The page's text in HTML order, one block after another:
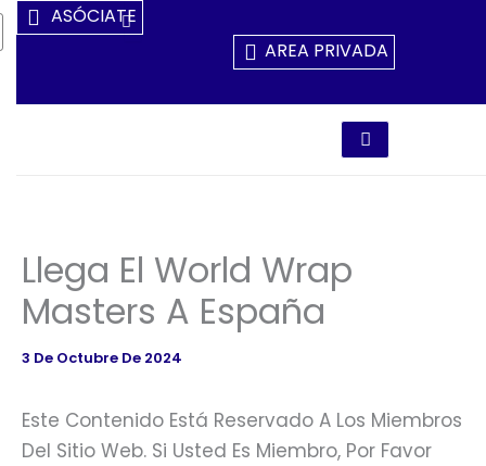
Ir
Al
ASÓCIATE
AREA PRIVADA
Llega El World Wrap
Masters A España
3 De Octubre De 2024
Este Contenido Está Reservado A Los Miembros
Del Sitio Web. Si Usted Es Miembro, Por Favor